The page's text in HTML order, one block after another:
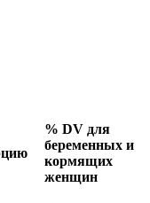
% DV для
беременных и
кормящих
женщин